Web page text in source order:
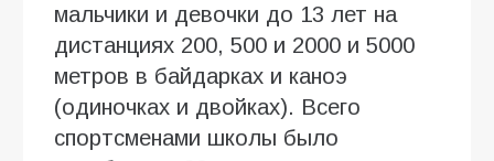
мальчики и девочки до 13 лет на
дистанциях 200, 500 и 2000 и 5000
метров в байдарках и каноэ
(одиночках и двойках). Всего
спортсменами школы было